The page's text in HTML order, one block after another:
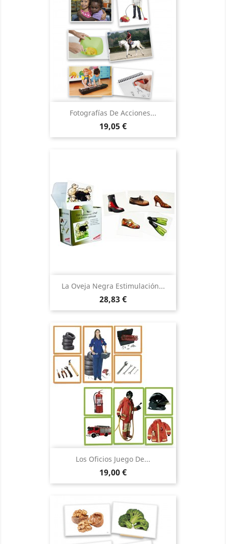
Fotografías De Acciones...
Precio
19,05 €
La Oveja Negra Estimulación...
Precio
28,83 €
Los Oficios Juego De...
Precio
19,00 €